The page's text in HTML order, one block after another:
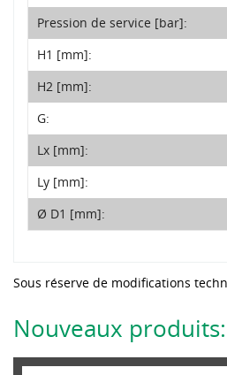
Pression de service [bar]:
H1 [mm]:
H2 [mm]:
G:
Lx [mm]:
Ly [mm]:
Ø D1 [mm]:
Sous réserve de modifications
Nouveaux produits: